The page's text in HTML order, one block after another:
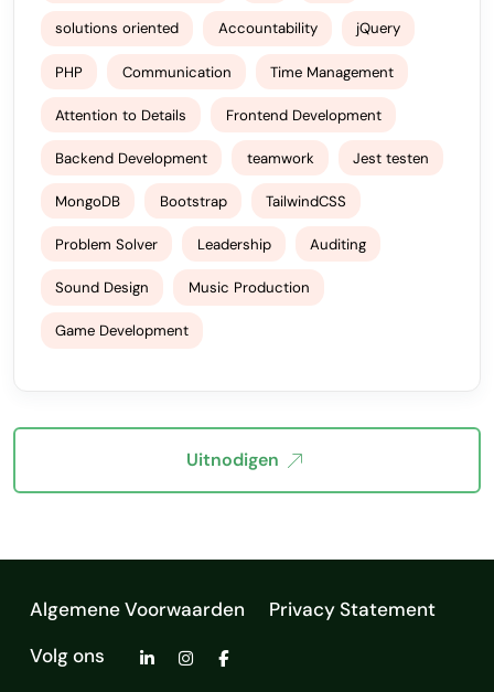
solutions oriented Accountability jQuery
PHP Communication Time Management
Attention to Details Frontend Development
Backend Development teamwork Jest testen
MongoDB Bootstrap TailwindCSS
Problem Solver Leadership Auditing
Sound Design Music Production
Game Development
Uitnodigen
Algemene Voorwaarden
Privacy Statement
Volg ons